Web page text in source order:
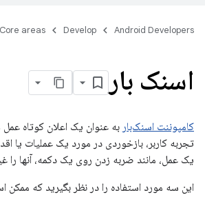
Android Developers
Develop
Core areas
اسنک بار
کامپوننت اسنک‌بار به عنوان یک اعلان کوتاه
تجربه کاربر، بازخوردی در مورد یک عملیات یا
یک عمل، مانند ضربه زدن روی یک دکمه، آنها را
این سه مورد استفاده را در نظر بگیرید که ممکن